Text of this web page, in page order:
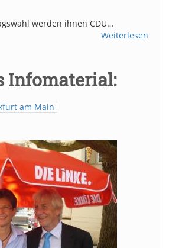
werden ihnen CDU…
Weiterlesen
Infomaterial:
am Main